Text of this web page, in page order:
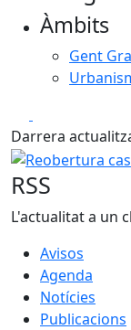
Àmbits
Gent
Darrera
Reobertura casal
RSS
L'actualitat a un
Avisos
Agenda
Notícies
Publicacions